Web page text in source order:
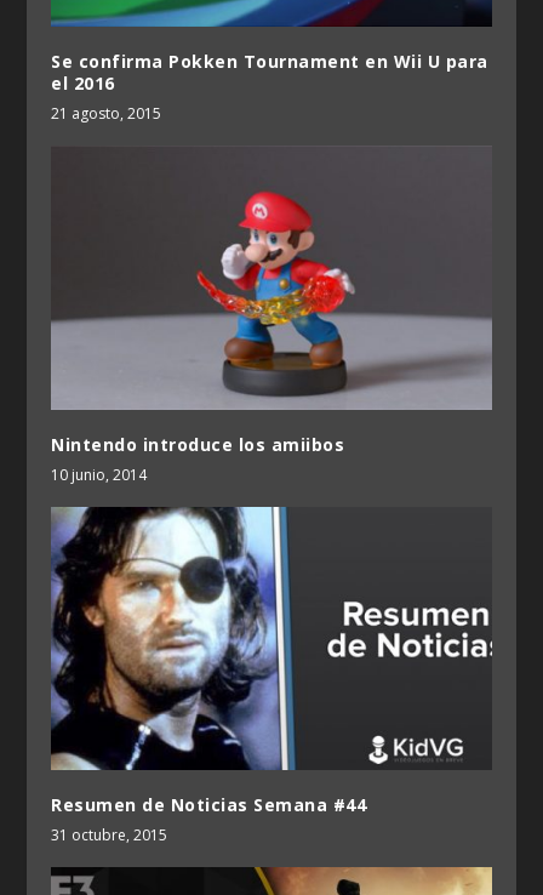
Se confirma Pokken Tournament en Wii U para
el 2016
21 agosto, 2015
Nintendo introduce los amiibos
10 junio, 2014
Resumen de Noticias Semana #44
31 octubre, 2015